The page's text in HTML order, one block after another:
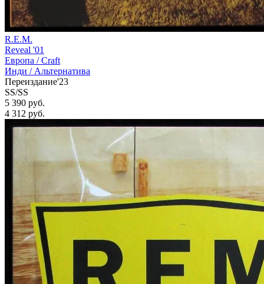
R.E.M.
Reveal '01
Европа /Craft
Инди / Альтернатива
Переиздание'23
SS/SS
5 390 руб.
4 312 руб.